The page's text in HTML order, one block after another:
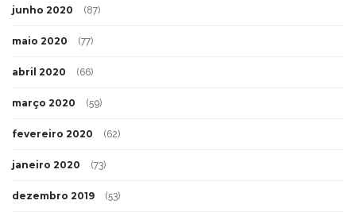
junho 2020 (87)
maio 2020 (77)
abril 2020 (66)
março 2020 (59)
fevereiro 2020 (62)
janeiro 2020 (73)
dezembro 2019 (53)